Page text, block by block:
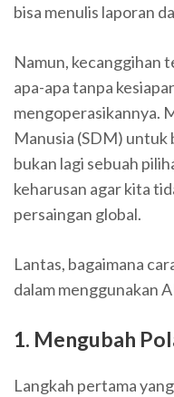
bisa menulis laporan
Namun, kecanggihan
apa-apa tanpa
mengoperasikannya.
Manusia (SDM) untuk
bukan lagi sebuah
keharusan agar kita
persaingan global.
Lantas, bagaimana
dalam menggunakan
1. Mengubah
Langkah pertama